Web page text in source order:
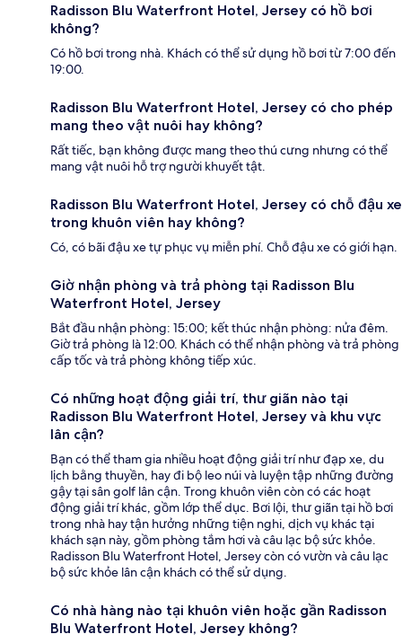
Radisson Blu Waterfront Hotel, Jersey có hồ bơi
không?
Có hồ bơi trong nhà. Khách có thể sử dụng hồ bơi từ 7:00 đến
19:00.
Radisson Blu Waterfront Hotel, Jersey có cho phép
mang theo vật nuôi hay không?
Rất tiếc, bạn không được mang theo thú cưng nhưng có thể
mang vật nuôi hỗ trợ người khuyết tật.
Radisson Blu Waterfront Hotel, Jersey có chỗ đậu xe
trong khuôn viên hay không?
Có, có bãi đậu xe tự phục vụ miễn phí. Chỗ đậu xe có giới hạn.
Giờ nhận phòng và trả phòng tại Radisson Blu
Waterfront Hotel, Jersey
Bắt đầu nhận phòng: 15:00; kết thúc nhận phòng: nửa đêm.
Giờ trả phòng là 12:00. Khách có thể nhận phòng và trả phòng
cấp tốc và trả phòng không tiếp xúc.
Có những hoạt động giải trí, thư giãn nào tại
Radisson Blu Waterfront Hotel, Jersey và khu vực
lân cận?
Bạn có thể tham gia nhiều hoạt động giải trí như đạp xe, du
lịch bằng thuyền, hay đi bộ leo núi và luyện tập những đường
gậy tại sân golf lân cận. Trong khuôn viên còn có các hoạt
động giải trí khác, gồm lớp thể dục. Bơi lội, thư giãn tại hồ bơi
trong nhà hay tận hưởng những tiện nghi, dịch vụ khác tại
khách sạn này, gồm phòng tắm hơi và câu lạc bộ sức khỏe.
Radisson Blu Waterfront Hotel, Jersey còn có vườn và câu lạc
bộ sức khỏe lân cận khách có thể sử dụng.
Có nhà hàng nào tại khuôn viên hoặc gần Radisson
Blu Waterfront Hotel, Jersey không?